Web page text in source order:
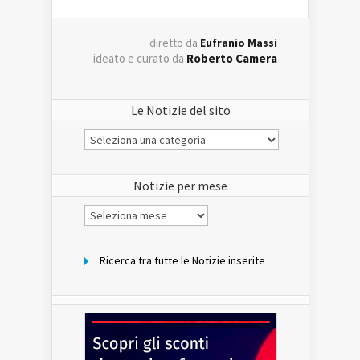
diretto da Eufranio Massi
ideato e curato da Roberto Camera
Le Notizie del sito
Le
Notizie
Notizie per mese
Notizie
per
Ricerca tra tutte le Notizie inserite